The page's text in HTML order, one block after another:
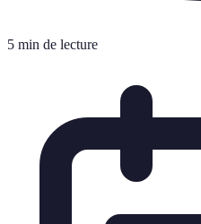
5 min de lecture